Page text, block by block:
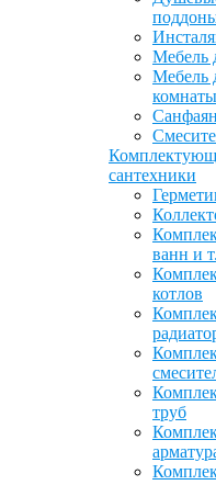
Мебель
Мебель
комнаты
сантехники
ванн и
котлов
труб